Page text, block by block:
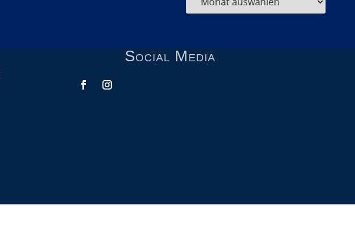
Social Media